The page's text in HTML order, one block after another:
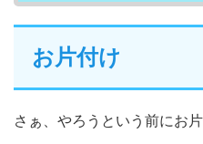
お片付け
さぁ、やろうという前にお